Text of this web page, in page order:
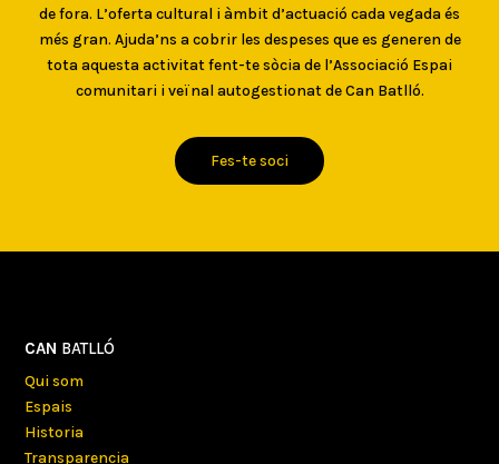
de fora. L’oferta cultural i àmbit d’actuació cada vegada és
més gran. Ajuda’ns a cobrir les despeses que es generen de
tota aquesta activitat fent-te sòcia de l’Associació Espai
comunitari i veïnal autogestionat de Can Batlló.
Fes-te soci
CAN BATLLÓ
Qui som
Espais
Historia
Transparencia